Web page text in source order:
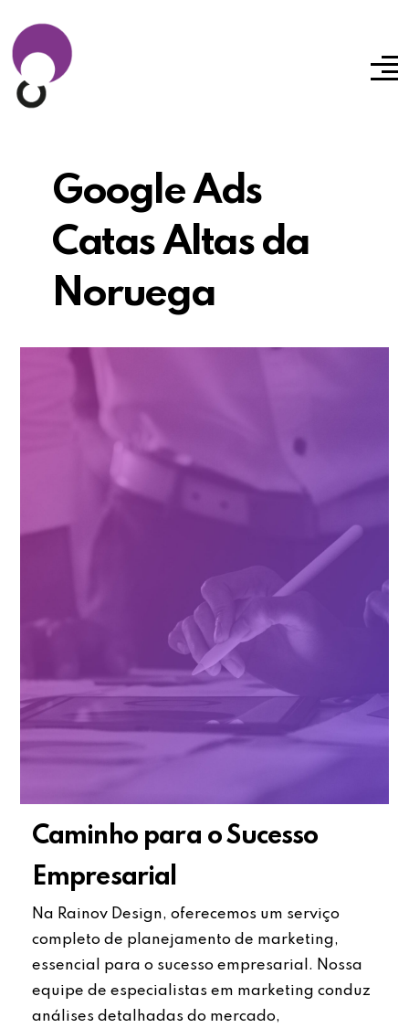
Google Ads
Catas Altas da
Noruega
Caminho para o Sucesso
Empresarial
Na Rainov Design, oferecemos um serviço
completo de planejamento de marketing,
essencial para o sucesso empresarial. Nossa
equipe de especialistas em marketing conduz
análises detalhadas do mercado,